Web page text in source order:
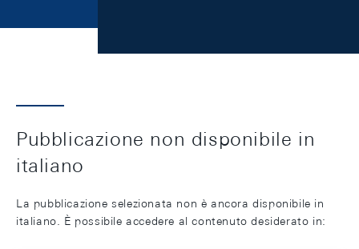
Pubblicazione non disponibile in
italiano
La pubblicazione selezionata non è ancora disponibile in
italiano. È possibile accedere al contenuto desiderato in: